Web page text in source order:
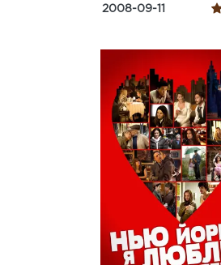
2008-09-11